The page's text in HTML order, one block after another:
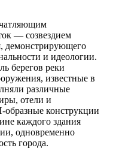
— созвездием
демонстрирующего
и идеологии.
берегов реки
известные в
различные
отели и
конструкции
каждого здания
одновременно
города.